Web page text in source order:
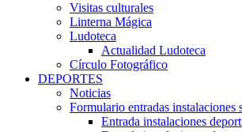
Visitas culturales
Linterna Mágica
Ludoteca
Actualidad Ludoteca
Círculo Fotográfico
DEPORTES
Noticias
Formulario entradas instalaciones
Entrada instalaciones